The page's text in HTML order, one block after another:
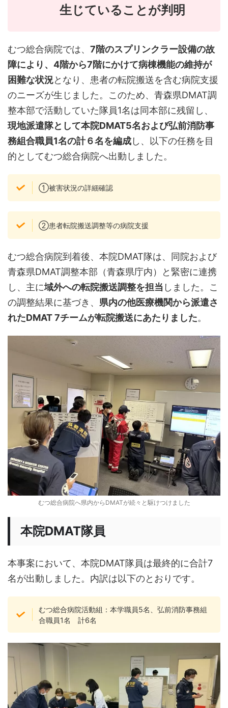
生じていることが判明
むつ総合病院では、 7階のスプリンクラー設備の故
障により、4階から7階にかけて病棟機能の維持が
困難な状況となり、患者の転院搬送を含む病院支援
のニーズが生じました。このため、青森県DMAT調
整本部で活動していた隊員1名は同本部に残留し、
現地派遣隊として本院DMAT5名および弘前消防事
務組合職員1名の計６名を編成し、以下の任務を目
的としてむつ総合病院へ出動しました。
①被害状況の詳細確認
②患者転院搬送調整等の病院支援
むつ総合病院到着後、本院DMAT隊は、同院および
青森県DMAT調整本部（青森県庁内）と緊密に連携
し、主に域外への転院搬送調整を担当 しました。こ
の調整結果に基づき、 県内の他医療機関から派遣さ
れたDMAT 7チームが転院搬送にあたりました。
むつ総合病院へ県内からDMATが続々と駆けつけました
本院DMAT隊員
本事案において、本院DMAT隊員は最終的に合計7
名が出動しました。内訳は以下のとおりです。
むつ総合病院活動組：本学職員5名、弘前消防事務組
合職員1名 計6名